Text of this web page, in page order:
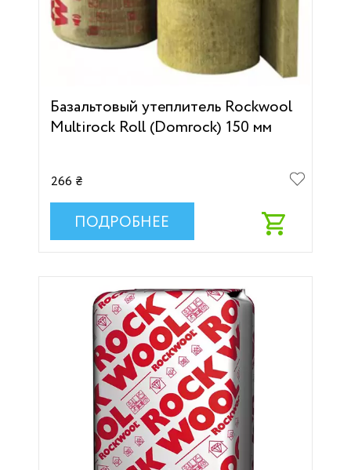
Базальтовый утеплитель Rockwool
Multirock Roll (Domrock) 150 мм
266 ₴
ПОДРОБНЕЕ